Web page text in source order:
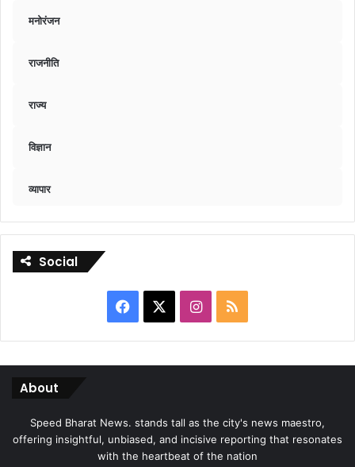
मनोरंजन
राजनीति
राज्य
विज्ञान
व्यापार
Social
Facebook Instagram
RSS
About
Speed Bharat News. stands tall as the city's news maestro,
offering insightful, unbiased, and incisive reporting that resonates
with the heartbeat of the nation